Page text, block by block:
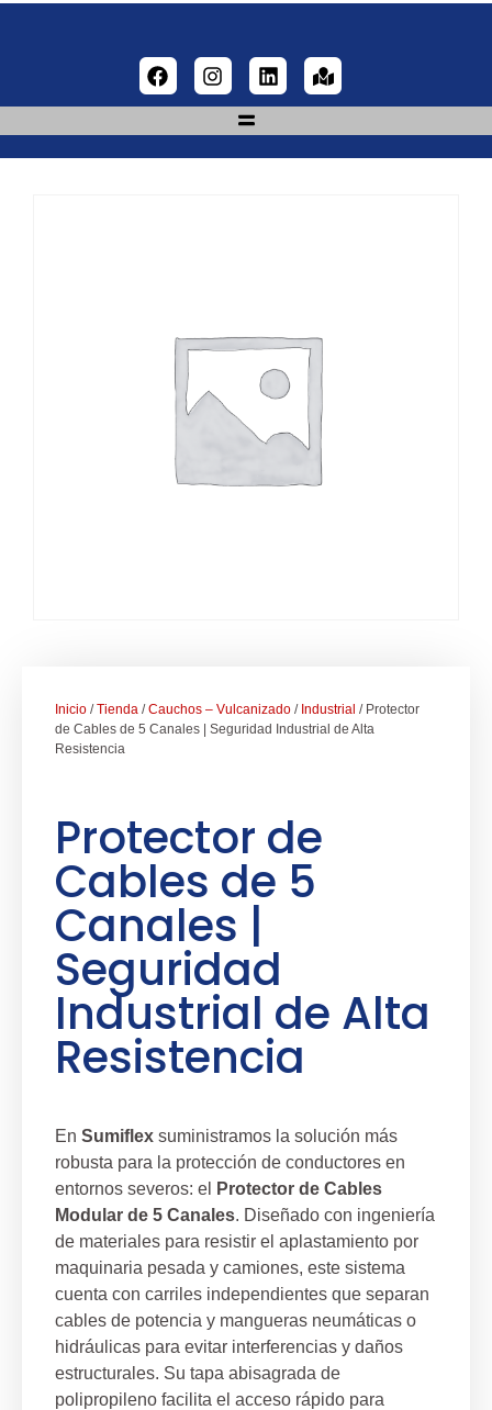
Inicio /Tienda /Cauchos – Vulcanizado / Industrial / Protector
de Cables de 5 Canales | Seguridad Industrial de Alta
Resistencia
Protector de
Cables de 5
Canales |
Seguridad
Industrial de Alta
Resistencia
En Sumiflex suministramos la solución más
robusta para la protección de conductores en
entornos severos: el
Protector de Cables
Modular de 5 Canales. Diseñado con ingeniería
de materiales para resistir el aplastamiento por
maquinaria pesada y camiones, este sistema
cuenta con carriles independientes que separan
cables de potencia y mangueras neumáticas o
hidráulicas para evitar interferencias y daños
estructurales. Su tapa abisagrada de
polipropileno facilita el acceso rápido para